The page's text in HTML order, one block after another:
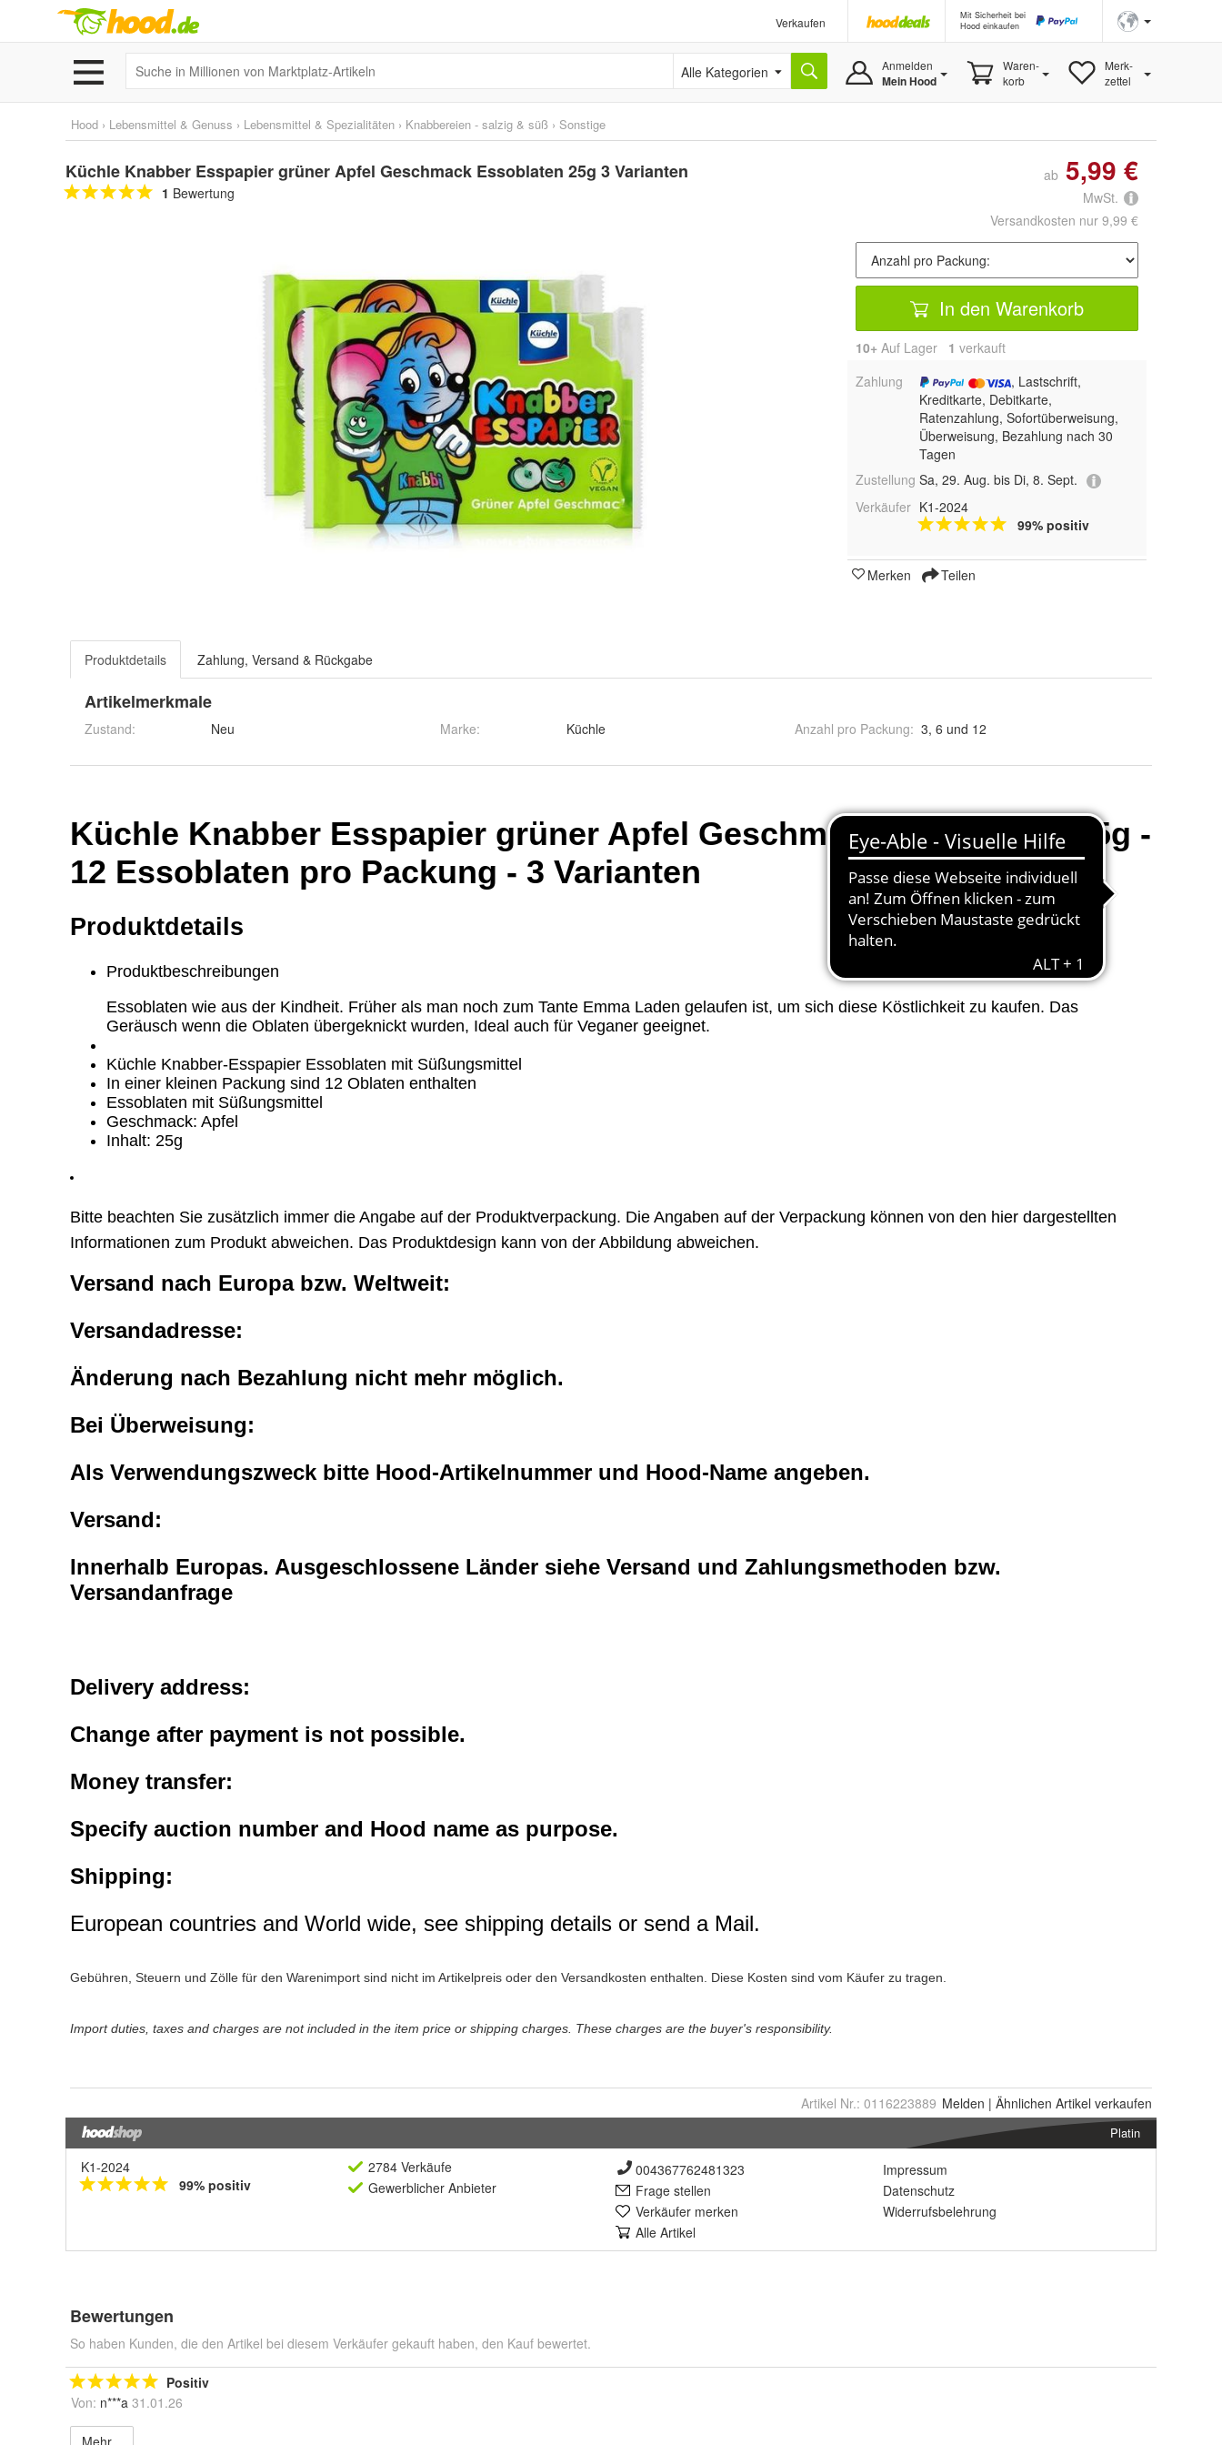
Verkaufen
Mit Sicherheit bei
Hood einkaufen
Alle Kategorien Anmelden
Mein Hood
Waren-
korb
Merk-
zettel
Hood › Lebensmittel & Genuss › Lebensmittel & Spezialitäten › Knabbereien - salzig & süß › Sonstige
Küchle Knabber Esspapier grüner Apfel Geschmack Essoblaten 25g 3 Varianten
1 Bewertung
ab 5,99 €
MwSt.
Versandkosten nur 9,99 €
In den Warenkorb
10+ Auf Lager 1 verkauft
Zahlung
, Lastschrift,
Kreditkarte, Debitkarte,
Ratenzahlung, Sofortüberweisung,
Überweisung, Bezahlung nach 30
Tagen
Zustellung Sa, 29. Aug. bis Di, 8. Sept.
Verkäufer K1-2024
99% positiv
Merken Teilen
Produktdetails Zahlung, Versand & Rückgabe
Artikelmerkmale
Zustand: Neu Marke: Küchle Anzahl pro Packung: 3, 6 und 12
Artikel Nr.: 0116223889 Melden | Ähnlichen Artikel verkaufen
Platin
K1-2024
99% positiv
2784 Verkäufe
Gewerblicher Anbieter
004367762481323
Frage stellen
Verkäufer merken
Alle Artikel
Impressum
Datenschutz
Widerrufsbelehrung
Bewertungen
So haben Kunden, die den Artikel bei diesem Verkäufer gekauft haben, den Kauf bewertet.
Positiv
Von: n***a 31.01.26
Mehr...